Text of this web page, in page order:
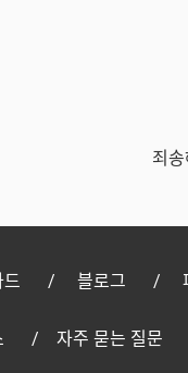
죄
드 블로그
자주 묻는 질문